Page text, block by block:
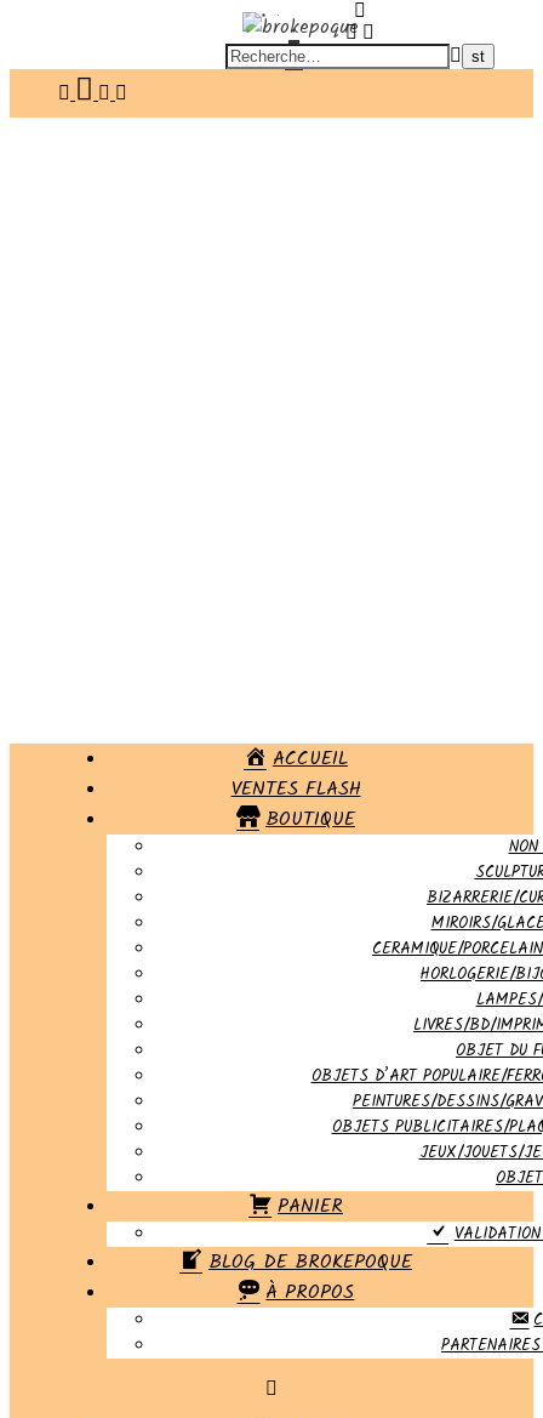
ACCUEIL
VENTES FLASH
BOUTIQUE
BIZARRERIE/
MIROIRS/
CERAMIQUE/
HORLOGERIE/
LIVRES/BD/
OBJET DU
OBJETS D’ART POPULAIRE/
PEINTURES/DESSINS/
OBJETS PUBLICITAIRES/
JEUX/JOUETS/
PANIER
BLOG DE BROKEPOQUE
À PROPOS